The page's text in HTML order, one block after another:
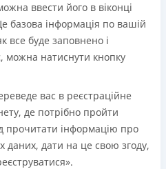
ввести його в віконці
базова інформація по вашій
все буде заповнено і
можна натиснути кнопку
вас в реєстраційне
де потрібно пройти
прочитати інформацію про
даних, дати на це свою згоду,